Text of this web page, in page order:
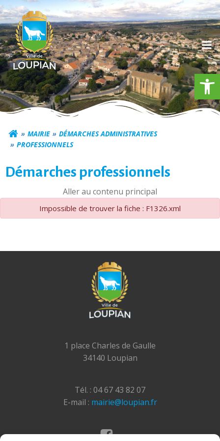
Aller
au
contenu
Commune de
MAIRIE
DÉMARCHES ADMINISTRATIVES
PROFESSIONNELS
Démarches professionnels
Aller au contenu principal
Impossible de trouver la fiche : F1326.xml
1 place Charles de Gaulle
34140 Loupian
Tél. : 04 67 43 82 07
E-mail : mairie@loupian.fr